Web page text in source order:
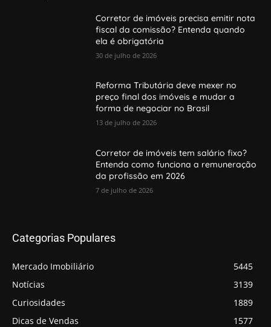
Corretor de imóveis precisa emitir nota
fiscal da comissão? Entenda quando
ela é obrigatória
30 de julho de 2026
Reforma Tributária deve mexer no
preço final dos imóveis e mudar a
forma de negociar no Brasil
13 de julho de 2026
Corretor de imóveis tem salário fixo?
Entenda como funciona a remuneração
da profissão em 2026
7 de julho de 2026
Categorias Populares
Mercado Imobiliário
5445
Notícias
3139
Curiosidades
1889
Dicas de Vendas
1577